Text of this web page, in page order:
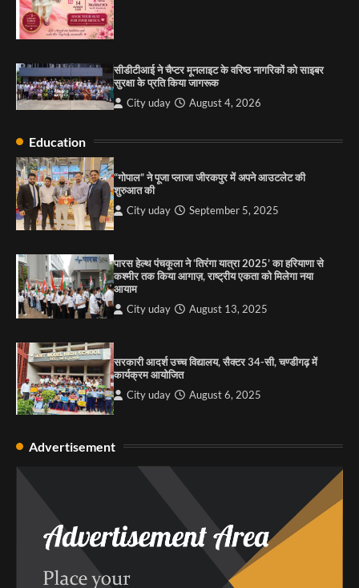
2
3
City uday August 6, 2025
की कसम: देवशाली
City uday
सीडीटीआई ने चैप्टर मूनलाइट के वरिष्ठ नागरिकों को साइबर
सुरक्षा के प्रति किया जागरूक
City uday August 4, 2026
Education
“गोपाल” ने पूजा प्लाजा जीरकपुर में अपने आउटलेट की
शुरुआत की
City uday September 5, 2025
पारस हेल्थ पंचकूला ने ‘तिरंगा यात्रा 2025’ का हरियाणा से
कश्मीर तक किया आगाज़, राष्ट्रीय एकता को मिलेगा नया
आयाम
City uday August 13, 2025
सरकारी आदर्श उच्च विद्यालय, सैक्टर 34-सी, चण्डीगढ़ में
कार्यक्रम आयोजित
City uday August 6, 2025
Advertisement